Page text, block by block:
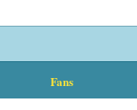
Fans